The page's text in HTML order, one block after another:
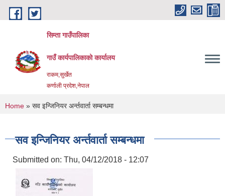
Skip to main content
सिम्ता गाउँपालिका
गाउँ कार्यपालिकाको कार्यालय
राकम,सुर्खेत
कर्णाली प्रदेश,नेपाल
You are here
Home » सव इन्जिनियर अर्न्तवार्ता सम्बन्धमा
सव इन्जिनियर अर्न्तवार्ता सम्बन्धमा
Submitted on: Thu, 04/12/2018 - 12:07